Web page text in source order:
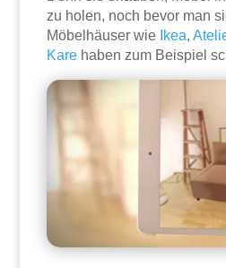
zu holen, noch bevor man
Möbelhäuser wie Ikea,
Kare haben zum Beispiel